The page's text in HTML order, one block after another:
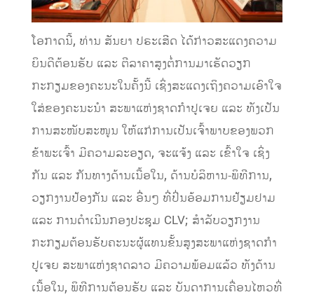
ໂອກາດນີ້, ທ່ານ ສັນຍາ ປຣະເສີດ ໄດ້ກ່າວສະແດງຄວາມ
ຍິນດີຕ້ອນຮັບ ແລະ ຕີລາຄາສູງຕໍ່ການມາເຮັດວຽກ
ກະກຽມຂອງຄະນະໃນຄັ້ງນີ້ ເຊິ່ງສະແດງເຖິງຄວາມເອົາໃຈ
ໃສ່ຂອງຄະນະນໍາ ສະພາແຫ່ງຊາດກໍາປູເຈຍ ແລະ ທັງເປັນ
ການສະໜັບສະໜູນ ໃຫ້ແກ່ການເປັນເຈົ້າພາບຂອງພວກ
ຂ້າພະເຈົ້າ ມີຄວາມລະອຽດ, ຈະແຈ້ງ ແລະ ເຂົ້າໃຈ ເຊິ່ງ
ກັນ ແລະ ກັນທາງດ້ານເນື້ອໃນ, ດ້ານບໍລິຫານ-ພິທີການ,
ວຽກງານປ້ອງກັນ ແລະ ອື່ນໆ ທີ່ປິ່ນອ້ອມການຢ້ຽມຢາມ
ແລະ ການດໍາເນີນກອງປະຊຸມ CLV; ສໍາລັບວຽກງານ
ກະກຽມຕ້ອນຮັບຄະນະຜູ້ແທນຂັ້ນສູງສະພາແຫ່ງຊາດກໍາ
ປູເຈຍ ສະພາແຫ່ງຊາດລາວ ມີຄວາມພ້ອມແລ້ວ ທັງດ້ານ
ເນື້ອໃນ, ພິທີການຕ້ອນຮັບ ແລະ ບັນດາການເຄື່ອນໄຫວທີ່